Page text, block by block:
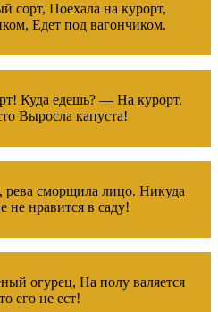
сорт, Поехала на курорт,
Едет под вагончиком.
Куда едешь? — На курорт.
Выросла капуста!
сморщила лицо. Никуда
не нравится в саду!
огурец, На полу валяется
его не ест!